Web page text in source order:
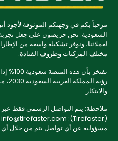
مرحباً بكم في وجهتكم الموثوقة لأجود
السعودية. نحن حريصون على جعل
لعملائنا، ونوفر تشكيلة واسعة من
مختلف المركبات وظروف القيادة.
نفتخر
والابتكار.
ملاحظة: يتم التواصل الرسمي فقط عبر
مسؤولية عن أي تواصل يتم من خلال أي